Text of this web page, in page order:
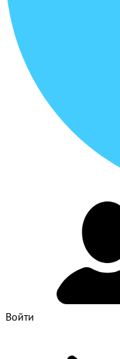
Войти